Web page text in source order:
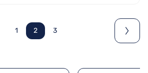
1 2 3